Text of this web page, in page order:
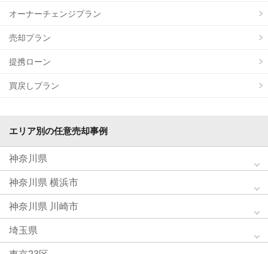
オーナーチェンジプラン
売却プラン
提携ローン
買戻しプラン
エリア別の任意売却事例
神奈川県
神奈川県 横浜市
神奈川県 川崎市
埼玉県